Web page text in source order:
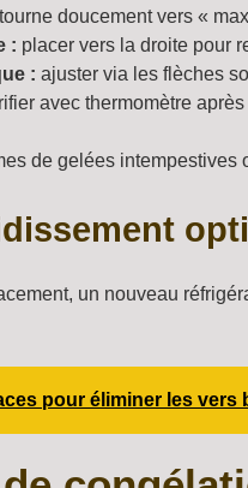
tourne doucement vers «
: placer vers la droite pour
: ajuster via les flèches
avec thermomètre
de gelées
un nouveau
pour éliminer les vers